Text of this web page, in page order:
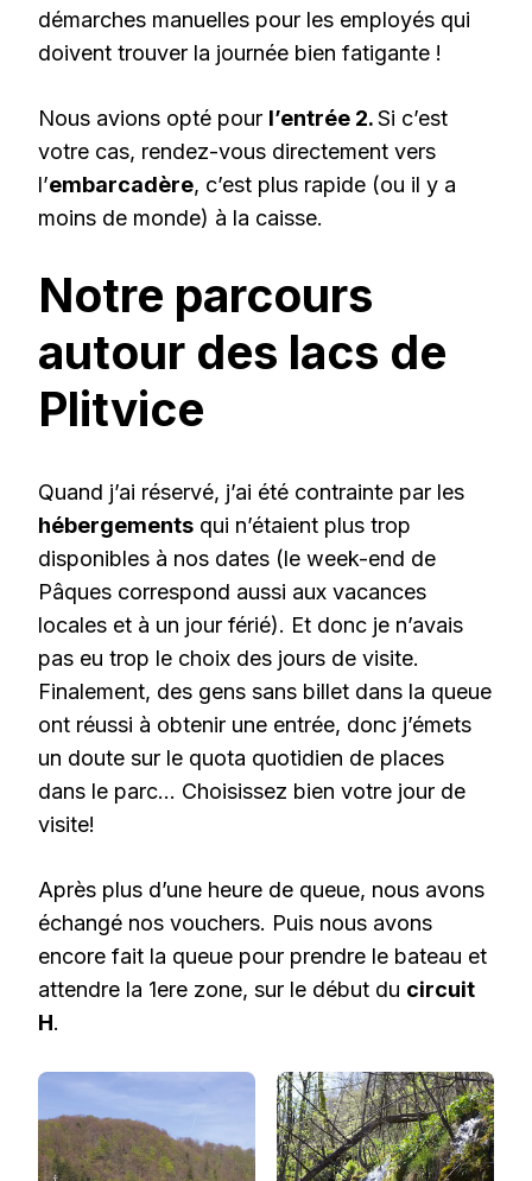
démarches manuelles pour les employés qui
doivent trouver la journée bien fatigante !
Nous avions opté pour l’entrée 2.Si c’est
votre cas, rendez-vous directement vers
l’embarcadère, c’est plus rapide (ou il y a
moins de monde) à la caisse.
Notre parcours
autour des lacs de
Plitvice
Quand j’ai réservé, j’ai été contrainte par les
hébergements qui n’étaient plus trop
disponibles à nos dates (le week-end de
Pâques correspond aussi aux vacances
locales et à un jour férié). Et donc je n’avais
pas eu trop le choix des jours de visite.
Finalement, des gens sans billet dans la queue
ont réussi à obtenir une entrée, donc j’émets
un doute sur le quota quotidien de places
dans le parc… Choisissez bien votre jour de
visite!
Après plus d’une heure de queue, nous avons
échangé nos vouchers. Puis nous avons
encore fait la queue pour prendre le bateau et
attendre la 1ere zone, sur le début du circuit
H.